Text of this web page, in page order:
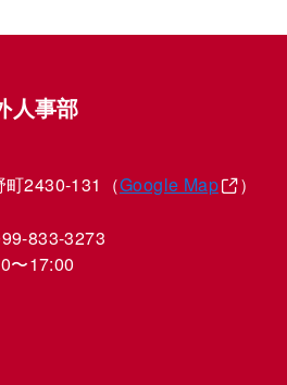
人事部
町2430-131（Google Map ）
833-3273
〜17:00